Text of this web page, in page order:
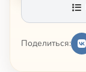
Поделиться: